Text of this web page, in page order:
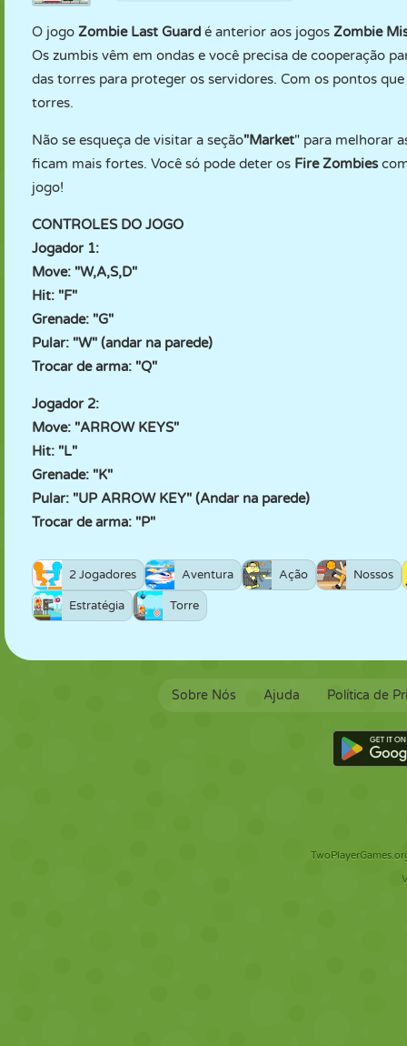
O jogo Zombie Last Guard é anterior aos jogos Zombie
Os zumbis vêm em ondas e você precisa de cooperação
das torres para proteger os servidores. Com os pontos
torres.
Não se esqueça de visitar a seção"Market" para melhorar
ficam mais fortes. Você só pode deter os Fire Zombies
jogo!
CONTROLES DO JOGO
Jogador 1:
Move: "W,A,S,D"
Hit: "F"
Grenade: "G"
Pular: "W" (andar na parede)
Trocar de arma: "Q"
Jogador 2:
Move: "ARROW KEYS"
Hit: "L"
Grenade: "K"
Pular: "UP ARROW KEY" (Andar na parede)
Trocar de arma: "P"
2 Jogadores Aventura Ação Nossos
Estratégia Torre
Sobre Nós Ajuda Política de